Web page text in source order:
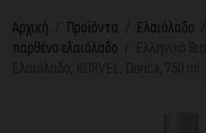
Αρχική Προϊόντα Ελαιόλαδο
παρθένο ελαιόλαδο